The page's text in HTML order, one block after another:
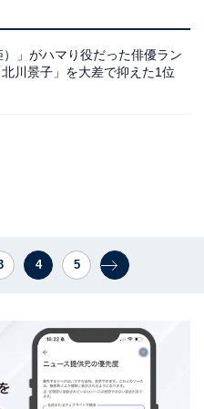
）」がハマり役だった俳優ラン
川景子」を大差で抑えた1位
4 5